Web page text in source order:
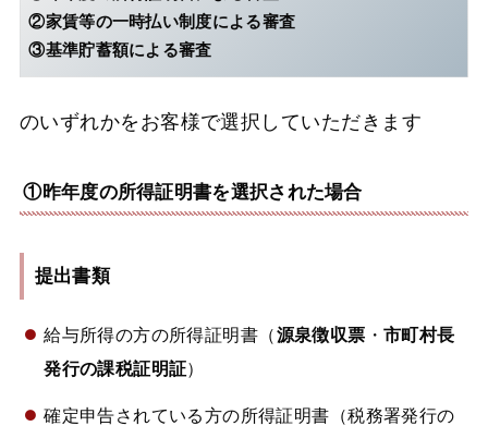
②家賃等の一時払い制度による審査
③基準貯蓄額による審査
のいずれかをお客様で選択していただきます
①昨年度の所得証明書を選択された場合
提出書類
給与所得の方の所得証明書（源泉徴収票 ・ 市町村長
発行の課税証明証）
確定申告されている方の所得証明書（税務署発行の